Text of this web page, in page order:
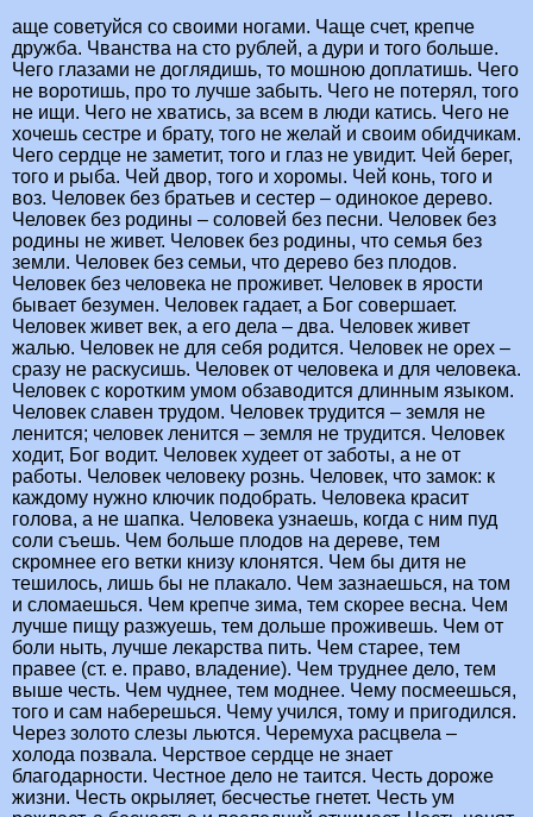
аще советуйся со своими ногами. Чаще счет, крепче
дружба. Чванства на сто рублей, а дури и того больше.
Чего глазами не доглядишь, то мошною доплатишь. Чего
не воротишь, про то лучше забыть. Чего не потерял, того
не ищи. Чего не хватись, за всем в люди катись. Чего не
хочешь сестре и брату, того не желай и своим обидчикам.
Чего сердце не заметит, того и глаз не увидит. Чей берег,
того и рыба. Чей двор, того и хоромы. Чей конь, того и
воз. Человек без братьев и сестер – одинокое дерево.
Человек без родины – соловей без песни. Человек без
родины не живет. Человек без родины, что семья без
земли. Человек без семьи, что дерево без плодов.
Человек без человека не проживет. Человек в ярости
бывает безумен. Человек гадает, а Бог совершает.
Человек живет век, а его дела – два. Человек живет
жалью. Человек не для себя родится. Человек не орех –
сразу не раскусишь. Человек от человека и для человека.
Человек с коротким умом обзаводится длинным языком.
Человек славен трудом. Человек трудится – земля не
ленится; человек ленится – земля не трудится. Человек
ходит, Бог водит. Человек худеет от заботы, а не от
работы. Человек человеку рознь. Человек, что замок: к
каждому нужно ключик подобрать. Человека красит
голова, а не шапка. Человека узнаешь, когда с ним пуд
соли съешь. Чем больше плодов на дереве, тем
скромнее его ветки книзу клонятся. Чем бы дитя не
тешилось, лишь бы не плакало. Чем зазнаешься, на том
и сломаешься. Чем крепче зима, тем скорее весна. Чем
лучше пищу разжуешь, тем дольше проживешь. Чем от
боли ныть, лучше лекарства пить. Чем старее, тем
правее (ст. е. право, владение). Чем труднее дело, тем
выше честь. Чем чуднее, тем моднее. Чему посмеешься,
того и сам наберешься. Чему учился, тому и пригодился.
Через золото слезы льются. Черемуха расцвела –
холода позвала. Черствое сердце не знает
благодарности. Честное дело не таится. Честь дороже
жизни. Честь окрыляет, бесчестье гнетет. Честь ум